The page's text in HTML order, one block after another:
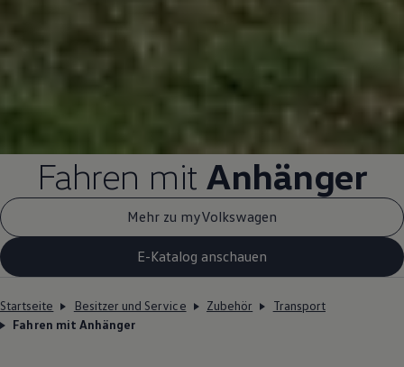
Fahren mit Anhänger
Mehr zu myVolkswagen
E-Katalog anschauen
Startseite Besitzer und Service Zubehör
Transport
Fahren mit Anhänger